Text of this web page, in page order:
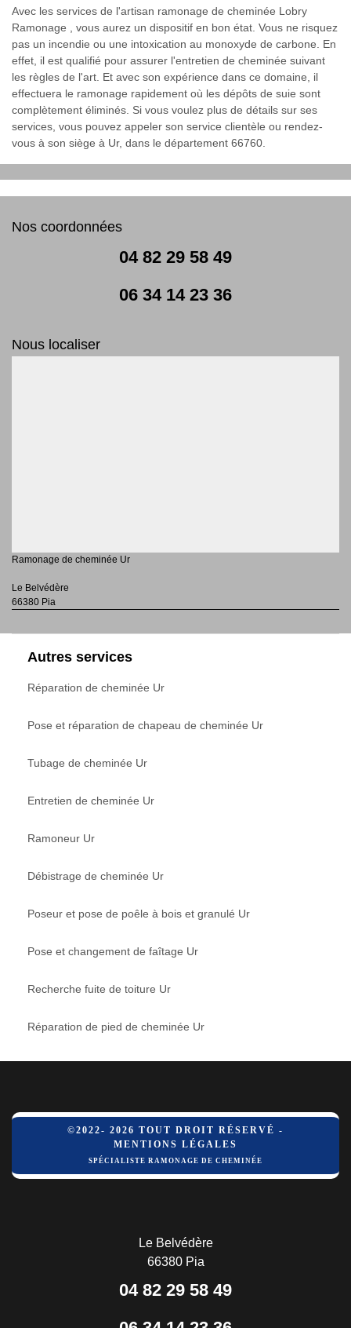
Avec les services de l'artisan ramonage de cheminée Lobry
Ramonage , vous aurez un dispositif en bon état. Vous ne risquez
pas un incendie ou une intoxication au monoxyde de carbone. En
effet, il est qualifié pour assurer l'entretien de cheminée suivant
les règles de l'art. Et avec son expérience dans ce domaine, il
effectuera le ramonage rapidement où les dépôts de suie sont
complètement éliminés. Si vous voulez plus de détails sur ses
services, vous pouvez appeler son service clientèle ou rendez-
vous à son siège à Ur, dans le département 66760.
Nos coordonnées
04 82 29 58 49
06 34 14 23 36
Nous localiser
Ramonage de cheminée Ur
Le Belvédère
66380 Pia
Autres services
Réparation de cheminée Ur
Pose et réparation de chapeau de cheminée Ur
Tubage de cheminée Ur
Entretien de cheminée Ur
Ramoneur Ur
Débistrage de cheminée Ur
Poseur et pose de poêle à bois et granulé Ur
Pose et changement de faîtage Ur
Recherche fuite de toiture Ur
Réparation de pied de cheminée Ur
©2022- 2026 TOUT DROIT RÉSERVÉ -
MENTIONS LÉGALES
SPÉCIALISTE RAMONAGE DE CHEMINÉE
Le Belvédère
66380 Pia
04 82 29 58 49